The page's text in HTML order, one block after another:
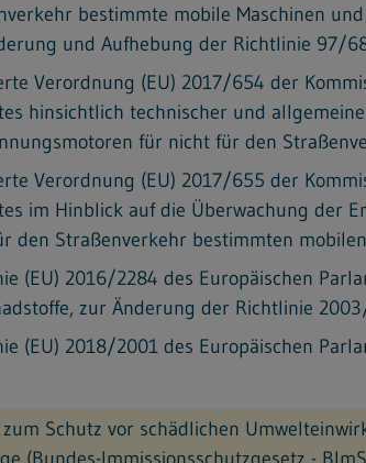
bestimmte mobile Maschinen
und Aufhebung der Richtlinie 97/
Verordnung (EU) 2017/654 der
hinsichtlich technischer und
für nicht für den
Verordnung (EU) 2017/655 der
im Hinblick auf die Überwachung der
den Straßenverkehr bestimmten
(EU) 2016/2284 des Europäischen
zur Änderung der Richtlinie
(EU) 2018/2001 des Europäischen
zum Schutz vor schädlichen